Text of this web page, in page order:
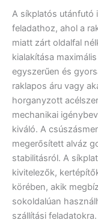
A síkplatós utánfutó
feladathoz, ahol a
miatt zárt oldalfal
kialakítása
egyszerűen és
raklapos áru vagy
horganyzott
mechanikai
kiváló. A
megerősített alváz
stabilitásról. A
kivitelezők,
körében, akik
sokoldalúan
szállítási feladatokra.